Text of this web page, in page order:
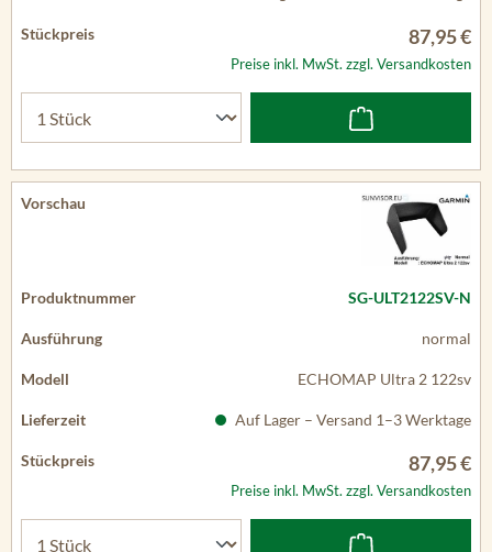
87,95 €
Preise inkl. MwSt. zzgl. Versandkosten
SG-ULT2122SV-N
normal
ECHOMAP Ultra 2 122sv
Auf Lager – Versand 1–3 Werktage
87,95 €
Preise inkl. MwSt. zzgl. Versandkosten